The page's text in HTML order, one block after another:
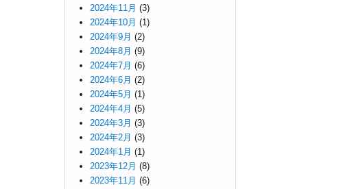
2024年11月 (3)
2024年10月 (1)
2024年9月 (2)
2024年8月 (9)
2024年7月 (6)
2024年6月 (2)
2024年5月 (1)
2024年4月 (5)
2024年3月 (3)
2024年2月 (3)
2024年1月 (1)
2023年12月 (8)
2023年11月 (6)